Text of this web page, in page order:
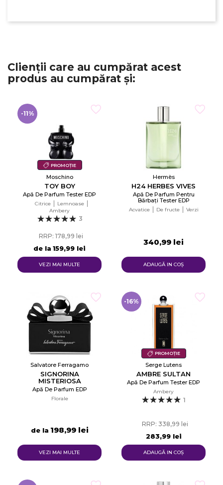
Clienții care au cumpărat acest
produs au cumpărat și:
PROMOȚIE
-11%
Moschino
TOY BOY
Apă De Parfum Tester EDP
Citrice
Lemnoase
Ambery
3
de la
RRP: 178,99 lei
159,99 lei
VEZI MAI MULTE
Hermès
H24 HERBES VIVES
Apă De Parfum Pentru
Bărbați Tester EDP
Acvatice De fructe Verzi
340,99 lei
ADAUGĂ IN COŞ
Salvatore Ferragamo
SIGNORINA
MISTERIOSA
Apă De Parfum EDP
Florale
de la 198,99 lei
VEZI MAI MULTE
PROMOȚIE
-16%
Serge Lutens
AMBRE SULTAN
Apă De Parfum Tester EDP
Ambery
1
RRP: 338,99 lei
283,99 lei
ADAUGĂ IN COŞ
Numele listei de dorinte
Anuleaza